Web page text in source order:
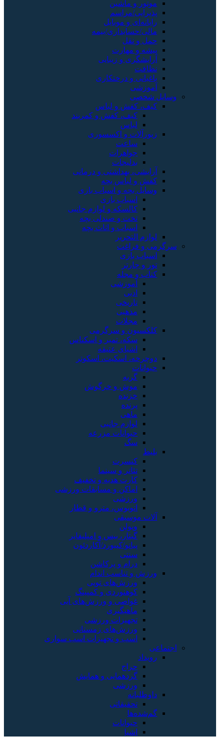
موتور و ماشین
پذیرایی/مراسم
رایانه‌ای و موبایل
مالی/حسابداری/بیمه
حمل و نقل
پیشه و مهارت
آرایشگری و زیبایی
نظافت
باغبانی و درختکاری
آموزشی
وسایل شخصی
کیف، کفش و لباس
کیف، کفش و کمربند
لباس
زیورآلات و اکسسوری
ساعت
جواهرات
بدلیجات
آرایشی، بهداشتی و درمانی
کفش و لباس بچه
وسایل بچه و اسباب بازی
اسباب بازی
کالسکه و لوازم جانبی
تخت و صندلی بچه
اسباب و اثاث بچه
لوازم التحریر
سرگرمی و فراغت
اسباب‌ بازی
تور و چارتر
کتاب و مجله
آموزشی
ادبی
تاریخی
مذهبی
مجلات
کلکسیون و سرگرمی
سکه، تمبر و اسکناس
اشیای عتیقه
دوچرخه، اسکیت، اسکوتر
حیوانات
گربه
موش و خرگوش
خزنده
پرنده
ماهی
لوازم جانبی
حیوانات مزرعه
سگ
بلیط
کنسرت
تئاتر و سینما
کارت هدیه و تخفیف
اماکن و مسابقات ورزشی
ورزشی
اتوبوس، مترو و قطار
آلات موسیقی
ویولن
گیتار، بیس و امپلیفایر
پیانو/کیبورد/آکاردئون
سنتی
درام و پرکاشن
ورزش و تناسب اندام
ورزش‌های توپی
کوهنوردی و کمپینگ
غواصی و ورزش‌های آبی
ماهیگیری
تجهیزات ورزشی
ورزش‌های زمستانی
اسب و تجهیزات اسب سواری
اجتماعی
رویداد
حراج
گردهمایی و همایش
ورزشی
داوطلبانه
تحقیقاتی
گم‌شده‌ها
حیوانات
اشیا